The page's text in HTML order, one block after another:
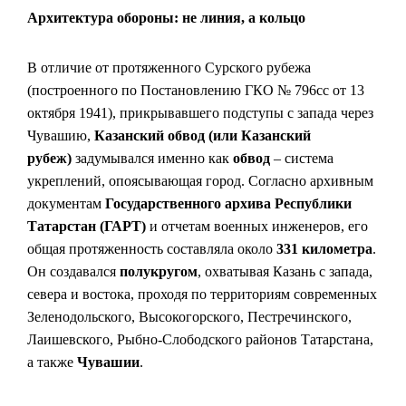
Архитектура обороны: не линия, а кольцо
В отличие от протяженного Сурского рубежа
(построенного по Постановлению ГКО № 796сс от 13
октября 1941), прикрывавшего подступы с запада через
Чувашию, Казанский обвод (или Казанский
рубеж) задумывался именно как обвод – система
укреплений, опоясывающая город. Согласно архивным
документам Государственного архива Республики
Татарстан (ГАРТ) и отчетам военных инженеров, его
общая протяженность составляла около 331 километра.
Он создавался полукругом, охватывая Казань с запада,
севера и востока, проходя по территориям современных
Зеленодольского, Высокогорского, Пестречинского,
Лаишевского, Рыбно-Слободского районов Татарстана,
а также Чувашии.